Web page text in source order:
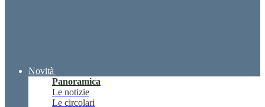
Novità
Panoramica
Le notizie
Le circolari